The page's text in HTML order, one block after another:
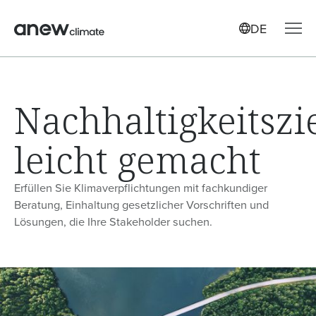
DE
leicht gemacht
Erfüllen Sie Klimaverpflichtungen mit fachkundiger
Beratung, Einhaltung gesetzlicher Vorschriften und
Lösungen, die Ihre Stakeholder suchen.